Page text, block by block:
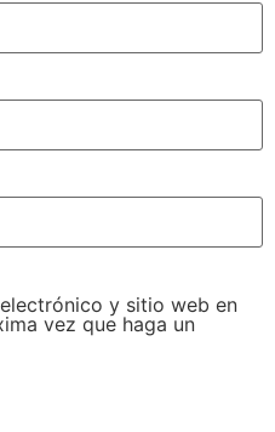
y sitio web en
vez que haga un